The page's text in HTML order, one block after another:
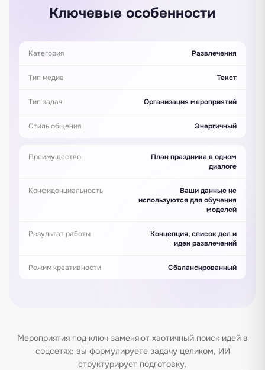
Ключевые особенности
Категория Развлечения
Тип медиа Текст
Тип задач Организация мероприятий
Стиль общения Энергичный
Преимущество
План праздника в одном
диалоге
Конфиденциальность
Ваши данные не
используются для обучения
моделей
Результат работы
Концепция, список дел и
идеи развлечений
Режим креативности Сбалансированный
Мероприятия под ключ заменяют хаотичный поиск идей в
соцсетях: вы формулируете задачу целиком, ИИ
структурирует подготовку.